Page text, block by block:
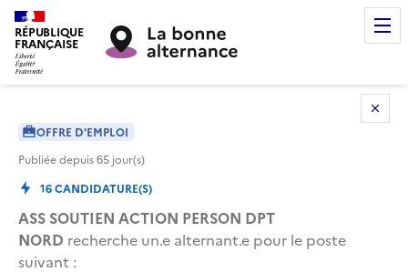
RÉPUBLIQUE
FRANÇAISE
OFFRE D'EMPLOI
Publiée depuis65 jour(s)
16CANDIDATURE(S)
ASS SOUTIEN ACTION PERSON DPT
NORD recherche un.e alternant.e pour le poste
suivant :